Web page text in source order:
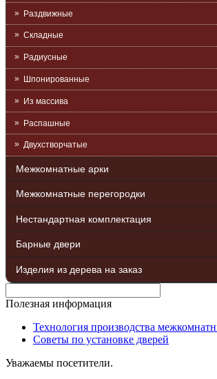
Раздвижные
Складные
Радиусные
Шпонированные
Из массива
Распашные
Двухстворчатые
Межкомнатные арки
Межкомнатные перегородки
Нестандартная комплектация
Барные двери
Изделия из дерева на заказ
Полезная информация
Технология производства
Советы по установке дверей
Уважаемы посетители.